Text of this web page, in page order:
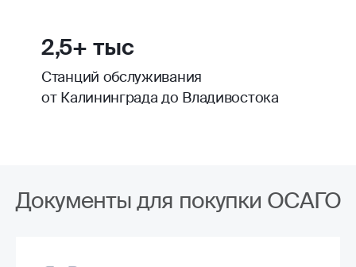
2,5+ тыс
Станций обслуживания
от Калининграда до Владивостока
Документы для покупки ОСАГО